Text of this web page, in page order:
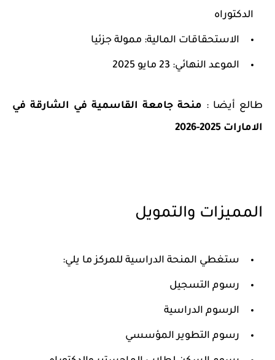
الدكتوراه
الاستحقاقات المالية: ممولة جزئيا
الموعد النهائي: 23 مايو 2025
طالع أيضا : منحة جامعة القاسمية في الشارقة في
الامارات 2025-2026
المميزات والتمويل
ستغطي المنحة الدراسية للمركز ما يلي:
رسوم التسجيل
الرسوم الدراسية
رسوم التطوير المؤسسي